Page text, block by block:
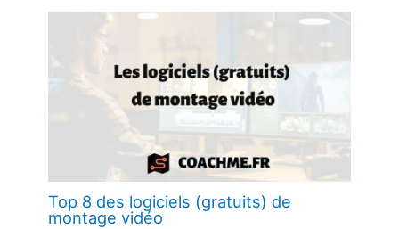
Top 8 des logiciels (gratuits) de
montage vidéo